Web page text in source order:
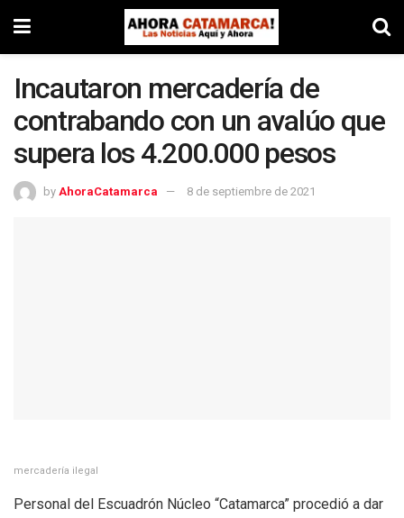
Incautaron mercadería de
contrabando con un avalúo que
supera los 4.200.000 pesos
by AhoraCatamarca 8 de septiembre de 2021
mercadería ilegal
Personal del Escuadrón Núcleo “Catamarca” procedió a dar